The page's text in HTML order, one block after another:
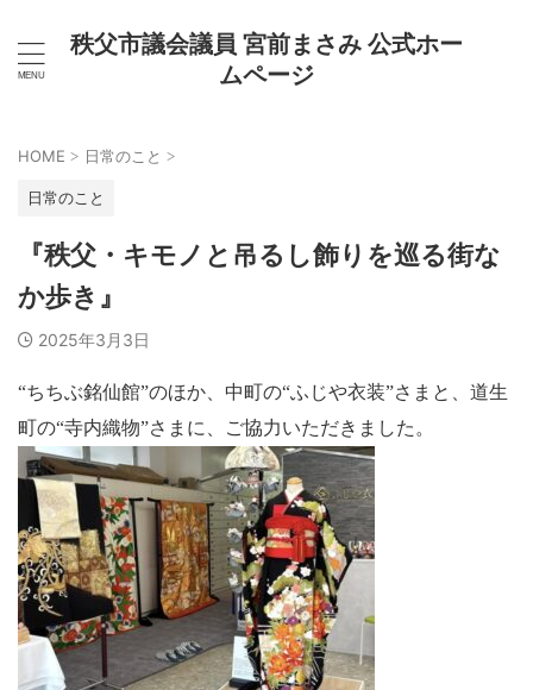
秩父市議会議員 宮前まさみ 公式ホー
ムページ
HOME > 日常のこと >
日常のこと
『秩父・キモノと吊るし飾りを巡る街な
か歩き』
2025年3月3日
“ちちぶ銘仙館”のほか、中町の“ふじや衣装”さまと、道生
町の“寺内織物”さまに、ご協力いただきました。